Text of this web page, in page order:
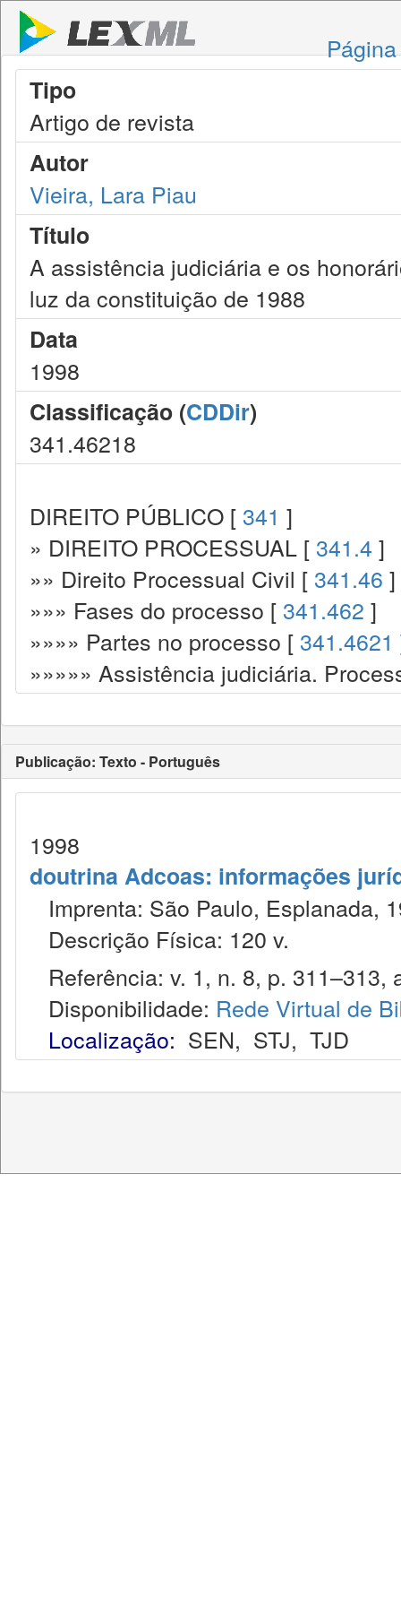
Tipo
Artigo de revista
Autor
Vieira, Lara Piau
Título
A assistência judiciária e os
luz da constituição de 1988
Data
1998
Classificação (CDDir)
341.46218
DIREITO PÚBLICO [ 341 ]
» DIREITO PROCESSUAL [ 341.4 ]
»» Direito Processual Civil [ 341.46 ]
»»» Fases do processo [ 341.462 ]
»»»» Partes no processo [ 341.4621
»»»»» Assistência judiciária.
Publicação: Texto - Português
1998
doutrina Adcoas: informações
Imprenta: São Paulo, Esplanada,
Descrição Física: 120 v.
Referência: v. 1, n. 8, p. 311–313,
Disponibilidade: Rede Virtual de
Localização: SEN, STJ, TJD